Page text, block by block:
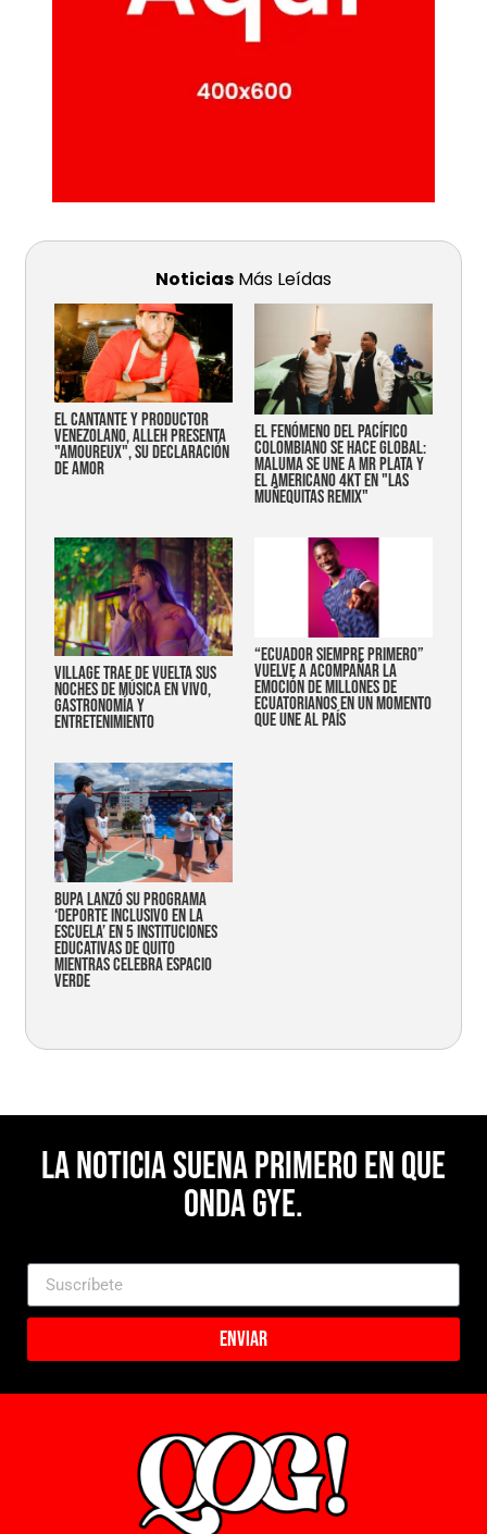
Noticias Más Leídas
EL CANTANTE Y PRODUCTOR
VENEZOLANO, ALLEH PRESENTA
"AMOUREUX", SU DECLARACIÓN
DE AMOR
EL FENÓMENO DEL PACÍFICO
COLOMBIANO SE HACE GLOBAL:
MALUMA SE UNE A MR PLATA Y
EL AMERICANO 4KT EN "LAS
MUÑEQUITAS REMIX"
Village trae de vuelta sus
noches de música en vivo,
gastronomía y
entretenimiento
“Ecuador siempre primero”
vuelve a acompañar la
emoción de millones de
ecuatorianos en un momento
que une al país
Bupa lanzó su programa
‘Deporte Inclusivo en la
Escuela’ en 5 instituciones
educativas de Quito
mientras celebra espacio
verde
La noticia suena primero en Que
Onda Gye.
Enviar